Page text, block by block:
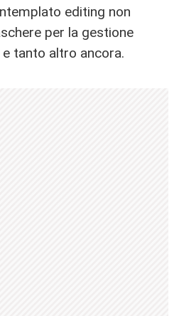
editing non
per la gestione
e tanto altro ancora.